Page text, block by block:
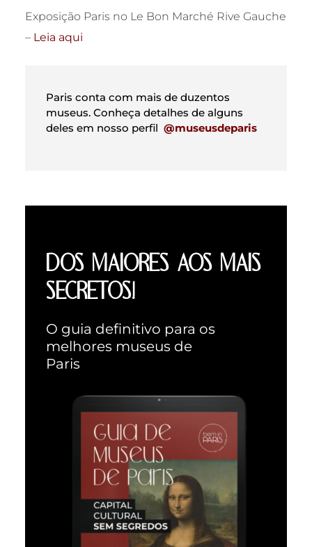
Exposição Paris no Le Bon Marché Rive Gauche
– Leia aqui
Paris conta com mais de duzentos
museus. Conheça detalhes de alguns
deles em nosso perfil@museusdeparis
DOS MAIORES AOS MAIS
SECRETOS!
O guia definitivo para os
melhores museus de
Paris